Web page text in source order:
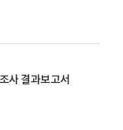
사 결과보고서